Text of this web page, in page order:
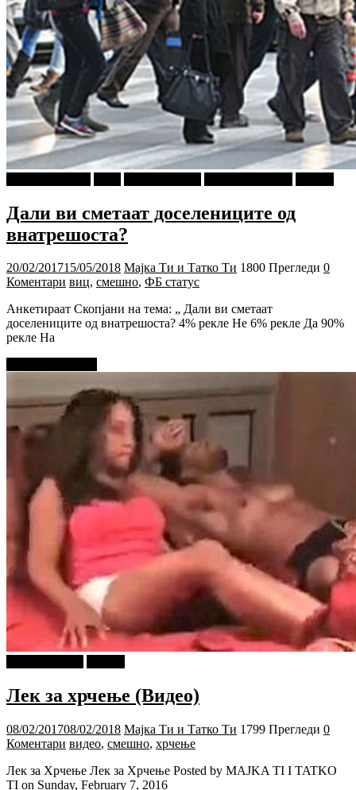
Дали ви сметаат доселениците од
внатрешоста?
20/02/201715/05/2018 Мајка Ти и Татко Ти 1800 Прегледи 0
Коментари виц, смешно, ФБ статус
Анкетираат Скопјани на тема: „ Дали ви сметаат
доселениците од внатрешоста? 4% рекле Не 6% рекле Да 90%
рекле На
Лек за хрчење (Видео)
08/02/201708/02/2018 Мајка Ти и Татко Ти 1799 Прегледи 0
Коментари видео, смешно, хрчење
Лек за Хрчење Лек за Хрчење Posted by MAJKA TI I TATKO
TI on Sunday, February 7, 2016